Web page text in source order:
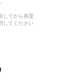
してから再度
してください